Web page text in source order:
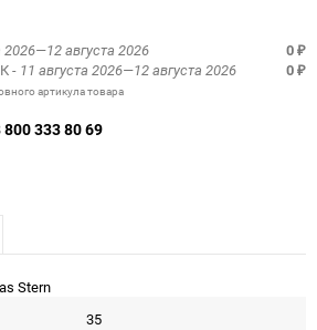
2026—12 августа 2026 0 ₽
- 11 августа 2026—12 августа 2026 0 ₽
артикула товара
800 333 80 69
Stern
35